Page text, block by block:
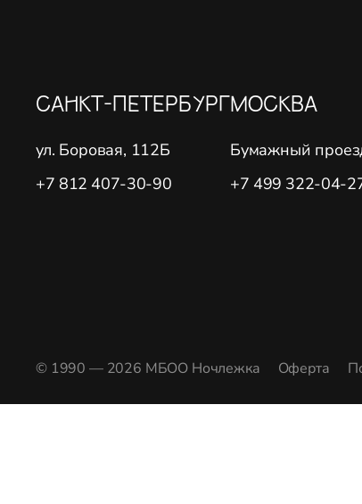
САНКТ-ПЕТЕРБУРГ
ул. Боровая, 112Б
+7 812 407-30-90
МОСКВА
Бумажный
+7 499 322-04-
© 1990 — 2026 МБОО Ночлежка Оферта